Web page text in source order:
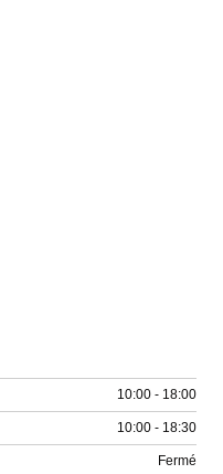
10:00 - 18:00
10:00 - 18:30
Fermé